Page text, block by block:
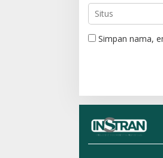
Simpan nama,